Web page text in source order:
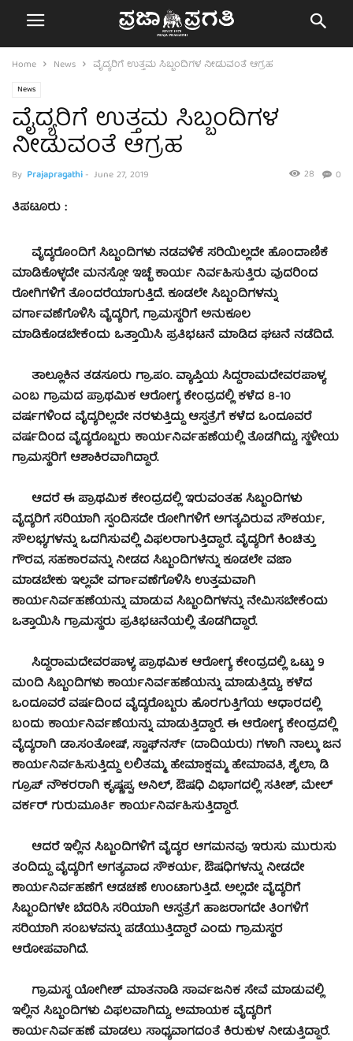
Home News ವೈದ್ಯರಿಗೆ ಉತ್ತಮ ಸಿಬ್ಬಂದಿಗಳ ನೀಡುವಂತೆ ಆಗ್ರಹ
News
ವೈದ್ಯರಿಗೆ ಉತ್ತಮ ಸಿಬ್ಬಂದಿಗಳ
ನೀಡುವಂತೆ ಆಗ್ರಹ
By Prajapragathi- June 27, 2019 0
28
ತಿಪಟೂರು :
ವೈದ್ಯರೊಂದಿಗೆ ಸಿಬ್ಬಂದಿಗಳು ನಡವಳಿಕೆ ಸರಿಯಿಲ್ಲದೇ ಹೊಂದಾಣಿಕೆ
ಮಾಡಿಕೊಳ್ಳದೇ ಮನಸ್ಸೋ ಇಚ್ಛೆ ಕಾರ್ಯ ನಿರ್ವಹಿಸುತ್ತಿರು ವುದರಿಂದ
ರೋಗಿಗಳಿಗೆ ತೊಂದರೆಯಾಗುತ್ತಿದೆ. ಕೂಡಲೇ ಸಿಬ್ಬಂದಿಗಳನ್ನು
ವರ್ಗಾವಣೆಗೊಳಿಸಿ ವೈದ್ಯರಿಗೆ, ಗ್ರಾಮಸ್ಥರಿಗೆ ಅನುಕೂಲ
ಮಾಡಿಕೊಡಬೇಕೆಂದು ಒತ್ತಾಯಿಸಿ ಪ್ರತಿಭಟನೆ ಮಾಡಿದ ಘಟನೆ ನಡೆದಿದೆ.
ತಾಲ್ಲೂಕಿನ ತಡಸೂರು ಗ್ರಾ.ಪಂ. ವ್ಯಾಪ್ತಿಯ ಸಿದ್ದರಾಮದೇವರಪಾಳ್ಯ
ಎಂಬ ಗ್ರಾಮದ ಪ್ರಾಥಮಿಕ ಆರೋಗ್ಯ ಕೇಂದ್ರದಲ್ಲಿ ಕಳೆದ 8-10
ವರ್ಷಗಳಿಂದ ವೈದ್ಯರಿಲ್ಲದೇ ನರಳುತ್ತಿದ್ದು ಆಸ್ಪತ್ರೆಗೆ ಕಳೆದ ಒಂದೂವರೆ
ವರ್ಷದಿಂದ ವೈದ್ಯರೊಬ್ಬರು ಕಾರ್ಯನಿರ್ವಹಣೆಯಲ್ಲಿ ತೊಡಗಿದ್ದು, ಸ್ಥಳೀಯ
ಗ್ರಾಮಸ್ಥರಿಗೆ ಆಶಾಕಿರವಾಗಿದ್ದಾರೆ.
ಆದರೆ ಈ ಪ್ರಾಥಮಿಕ ಕೇಂದ್ರದಲ್ಲಿ ಇರುವಂತಹ ಸಿಬ್ಬಂದಿಗಳು
ವೈದ್ಯರಿಗೆ ಸರಿಯಾಗಿ ಸ್ಫಂದಿಸದೇ ರೋಗಿಗಳಿಗೆ ಅಗತ್ಯವಿರುವ ಸೌಕರ್ಯ,
ಸೌಲಭ್ಯಗಳನ್ನು ಒದಗಿಸುವಲ್ಲಿ ವಿಫಲರಾಗುತ್ತಿದ್ದಾರೆ. ವೈದ್ಯರಿಗೆ ಕಿಂಚಿತ್ತು
ಗೌರವ, ಸಹಕಾರವನ್ನು ನೀಡದ ಸಿಬ್ಬಂದಿಗಳನ್ನು ಕೂಡಲೇ ವಜಾ
ಮಾಡಬೇಕು ಇಲ್ಲವೇ ವರ್ಗಾವಣೆಗೊಳಿಸಿ ಉತ್ತಮವಾಗಿ
ಕಾರ್ಯನಿರ್ವಹಣೆಯನ್ನು ಮಾಡುವ ಸಿಬ್ಬಂದಿಗಳನ್ನು ನೇಮಿಸಬೇಕೆಂದು
ಒತ್ತಾಯಿಸಿ ಗ್ರಾಮಸ್ಥರು ಪ್ರತಿಭಟನೆಯಲ್ಲಿ ತೊಡಗಿದ್ದಾರೆ.
ಸಿದ್ದರಾಮದೇವರಪಾಳ್ಯ ಪ್ರಾಥಮಿಕ ಆರೋಗ್ಯ ಕೇಂದ್ರದಲ್ಲಿ ಒಟ್ಟು 9
ಮಂದಿ ಸಿಬ್ಬಂದಿಗಳು ಕಾರ್ಯನಿರ್ವಹಣೆಯನ್ನು ಮಾಡುತ್ತಿದ್ದು, ಕಳೆದ
ಒಂದೂವರೆ ವರ್ಷದಿಂದ ವೈದ್ಯರೊಬ್ಬರು ಹೊರಗುತ್ತಿಗೆಯ ಆಧಾರದಲ್ಲಿ
ಬಂದು ಕಾರ್ಯನಿರ್ವಣೆಯನ್ನು ಮಾಡುತ್ತಿದ್ದಾರೆ. ಈ ಆರೋಗ್ಯ ಕೇಂದ್ರದಲ್ಲಿ
ವೈದ್ಯರಾಗಿ ಡಾ.ಸಂತೋಷ್, ಸ್ಟಾಫ್‍ನರ್ಸ್ (ದಾದಿಯರು) ಗಳಾಗಿ ನಾಲ್ಕು ಜನ
ಕಾರ್ಯನಿರ್ವಹಿಸುತ್ತಿದ್ದು ಲಲಿತಮ್ಮ, ಹೇಮಾಕ್ಷಮ್ಮ, ಹೇಮಾವತಿ, ಶೈಲಾ, ಡಿ
ಗ್ರೂಪ್ ನೌಕರರಾಗಿ ಕೃಷ್ಣಪ್ಪ, ಅನಿಲ್, ಔಷಧಿ ವಿಭಾಗದಲ್ಲಿ ಸತೀಶ್, ಮೇಲ್
ವರ್ಕರ್ ಗುರುಮೂರ್ತಿ ಕಾರ್ಯನಿರ್ವಹಿಸುತ್ತಿದ್ದಾರೆ.
ಆದರೆ ಇಲ್ಲಿನ ಸಿಬ್ಬಂದಿಗಳಿಗೆ ವೈದ್ಯರ ಆಗಮನವು ಇರುಸು ಮುರುಸು
ತಂದಿದ್ದು ವೈದ್ಯರಿಗೆ ಅಗತ್ಯವಾದ ಸೌಕರ್ಯ, ಔಷಧಿಗಳನ್ನು ನೀಡದೇ
ಕಾರ್ಯನಿರ್ವಹಣೆಗೆ ಆಡಚಣೆ ಉಂಟಾಗುತ್ತಿದೆ. ಅಲ್ಲದೇ ವೈದ್ಯರಿಗೆ
ಸಿಬ್ಬಂದಿಗಳೇ ಬೆದರಿಸಿ ಸರಿಯಾಗಿ ಆಸ್ಪತ್ರೆಗೆ ಹಾಜರಾಗದೇ ತಿಂಗಳಿಗೆ
ಸರಿಯಾಗಿ ಸಂಬಳವನ್ನು ಪಡೆಯುತ್ತಿದ್ದಾರೆ ಎಂದು ಗ್ರಾಮಸ್ಥರ
ಆರೋಪವಾಗಿದೆ.
ಗ್ರಾಮಸ್ಥ ಯೋಗೀಶ್ ಮಾತನಾಡಿ ಸಾರ್ವಜನಿಕ ಸೇವೆ ಮಾಡುವಲ್ಲಿ
ಇಲ್ಲಿನ ಸಿಬ್ಬಂದಿಗಳು ವಿಫಲವಾಗಿದ್ದು, ಅಮಾಯಕ ವೈದ್ಯರಿಗೆ
ಕಾರ್ಯನಿರ್ವಹಣೆ ಮಾಡಲು ಸಾಧ್ಯವಾಗದಂತೆ ಕಿರುಕುಳ ನೀಡುತ್ತಿದ್ದಾರೆ.